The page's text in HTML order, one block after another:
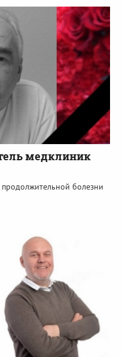
медклиник
болезни